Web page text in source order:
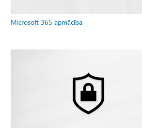
Microsoft 365 apmācība